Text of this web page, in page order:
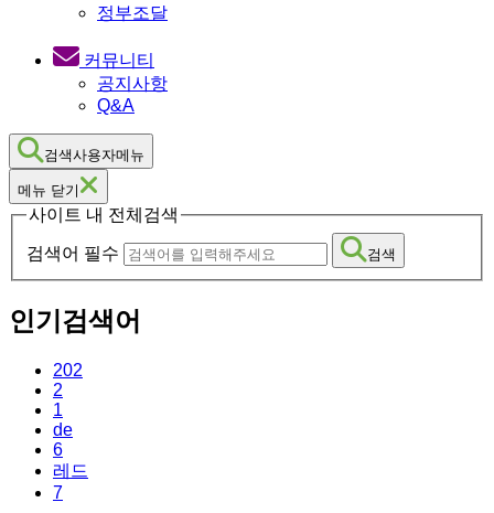
정부조달
커뮤니티
공지사항
Q&A
검색사용자메뉴
메뉴 닫기
사이트 내 전체검색
검색어 필수 검색
인기검색어
202
2
1
de
6
레드
7